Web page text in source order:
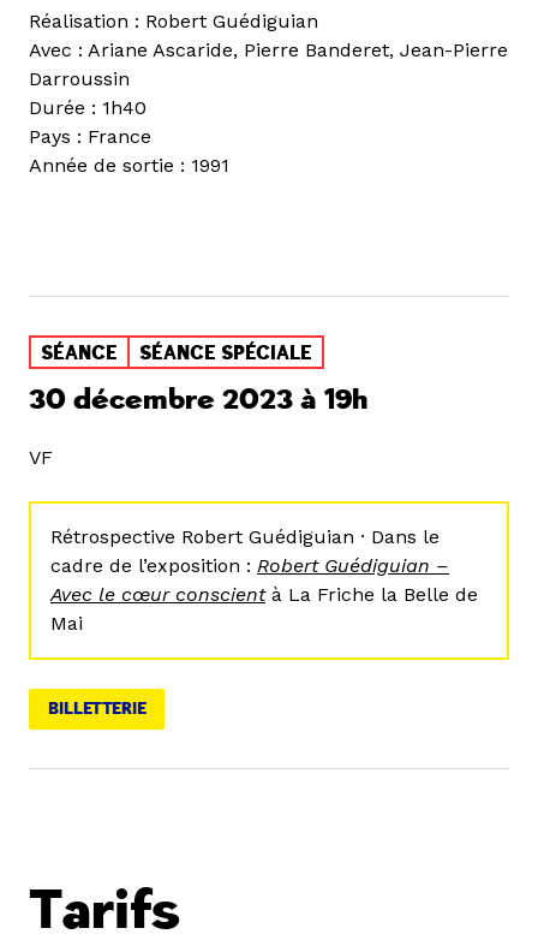
Réalisation : Robert Guédiguian
Avec : Ariane Ascaride, Pierre Banderet, Jean-Pierre
Darroussin
Durée : 1h40
Pays : France
Année de sortie : 1991
SÉANCE SÉANCE SPÉCIALE
30 décembre 2023 à 19h
VF
Rétrospective Robert Guédiguian · Dans le
cadre de l’exposition : Robert Guédiguian –
Avec le cœur conscientà La Friche la Belle de
Mai
BILLETTERIE
Tarifs